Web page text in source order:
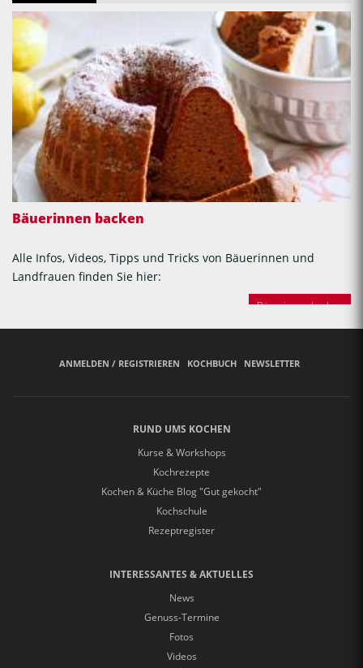
Bäuerinnen backen
Alle Infos, Videos, Tipps und Tricks von Bäuerinnen und
Landfrauen finden Sie hier:
Bäuerinnen backen
ANMELDEN / REGISTRIEREN KOCHBUCH NEWSLETTER
RUND UMS KOCHEN
Kurse & Workshops
Kochrezepte
Kochen & Küche Blog "Gut gekocht"
Kochschule
Rezeptregister
INTERESSANTES & AKTUELLES
News
Genuss-Termine
Fotos
Videos